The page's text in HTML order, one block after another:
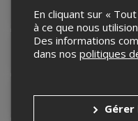
Accès au site de
Informations
Lieu de
En cliquant sur «
à ce que nous
Des informations
dans nos politiques
Gérer